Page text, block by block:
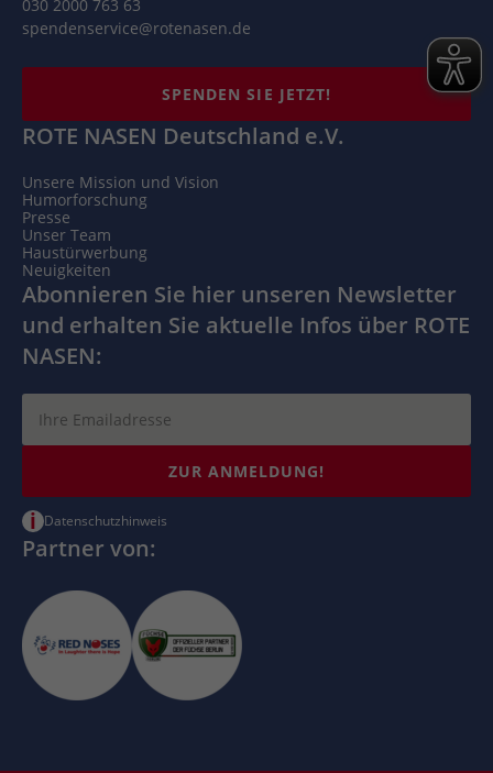
030 2000 763 63
spendenservice@rotenasen.de
SPENDEN SIE JETZT!
ROTE NASEN Deutschland e.V.
Unsere Mission und Vision
Humorforschung
Presse
Unser Team
Haustürwerbung
Neuigkeiten
Abonnieren Sie hier unseren Newsletter
und erhalten Sie aktuelle Infos über ROTE
NASEN:
ZUR ANMELDUNG!
i Datenschutzhinweis
Partner von: